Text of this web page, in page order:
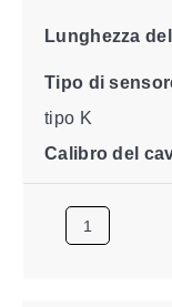
Lunghezza
Tipo di
tipo K
Calibro del